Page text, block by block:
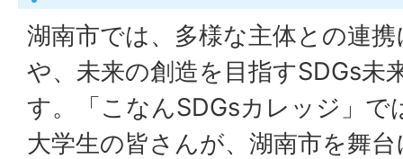
湖南市では、多様な主体との連
や、未来の創造を目指すSDGs未
す。「こなんSDGsカレッジ」で
大学生の皆さんが、湖南市を舞